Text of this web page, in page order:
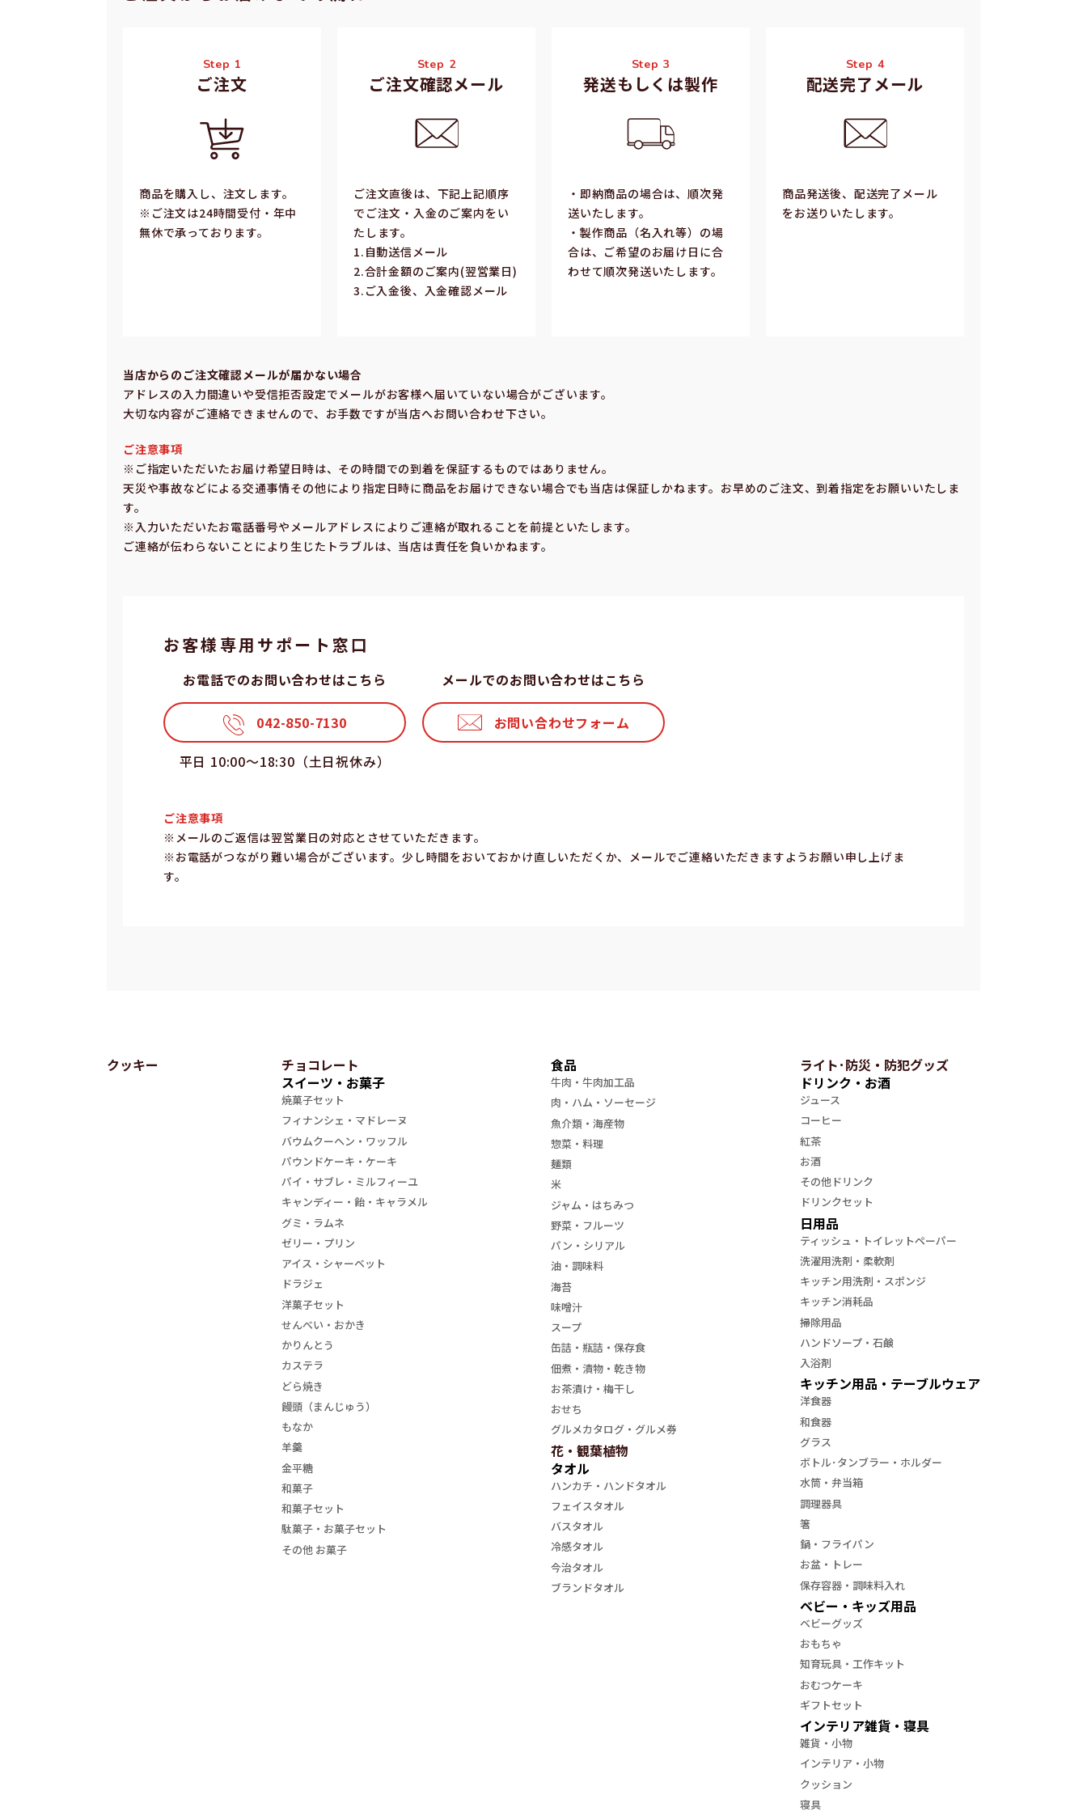
Step 1
ご注⽂
商品を購入し、注文します。
※ご注⽂は24時間受付・年中
無休で承っております。
Step 2
ご注文確認メール
ご注⽂直後は、下記上記順序
でご注⽂・⼊⾦のご案内をい
たします。
1.⾃動送信メール
2.合計⾦額のご案内(翌営業⽇)
3.ご⼊⾦後、⼊⾦確認メール
Step 3
発送もしくは製作
・即納商品の場合は、順次発
送いたします。
・製作商品（名⼊れ等）の場
合は、ご希望のお届け⽇に合
わせて順次発送いたします。
Step 4
配送完了メール
商品発送後、配送完了メール
をお送りいたします。
当店からのご注⽂確認メールが届かない場合
アドレスの⼊⼒間違いや受信拒否設定でメールがお客様へ届いていない場合がございます。
⼤切な内容がご連絡できませんので、お⼿数ですが当店へお問い合わせ下さい。
ご注意事項
※ご指定いただいたお届け希望⽇時は、その時間での到着を保証するものではありません。
天災や事故などによる交通事情その他により指定⽇時に商品をお届けできない場合でも当店は保証しかねます。お早めのご注⽂、到着指定をお願いいたしま
す。
※⼊⼒いただいたお電話番号やメールアドレスによりご連絡が取れることを前提といたします。
ご連絡が伝わらないことにより⽣じたトラブルは、当店は責任を負いかねます。
お客様専⽤サポート窓⼝
お電話でのお問い合わせはこちら
042-850-7130
平⽇ 10:00〜18:30（⼟⽇祝休み）
メールでのお問い合わせはこちら
お問い合わせフォーム
ご注意事項
※メールのご返信は翌営業⽇の対応とさせていただきます。
※お電話がつながり難い場合がございます。少し時間をおいておかけ直しいただくか、メールでご連絡いただきますようお願い申し上げま
す。
クッキー
チョコレート
スイーツ・お菓子
焼菓子セット
フィナンシェ・マドレーヌ
バウムクーヘン・ワッフル
パウンドケーキ・ケーキ
パイ・サブレ・ミルフィーユ
キャンディー・飴・キャラメル
グミ・ラムネ
ゼリー・プリン
アイス・シャーベット
ドラジェ
洋菓子セット
せんべい・おかき
かりんとう
カステラ
どら焼き
饅頭（まんじゅう）
もなか
羊羹
金平糖
和菓子
和菓子セット
駄菓子・お菓子セット
その他 お菓子
食品
牛肉・牛肉加工品
肉・ハム・ソーセージ
魚介類・海産物
惣菜・料理
麺類
米
ジャム・はちみつ
野菜・フルーツ
パン・シリアル
油・調味料
海苔
味噌汁
スープ
缶詰・瓶詰・保存食
佃煮・漬物・乾き物
お茶漬け・梅干し
おせち
グルメカタログ・グルメ券
花・観葉植物
タオル
ハンカチ・ハンドタオル
フェイスタオル
バスタオル
冷感タオル
今治タオル
ブランドタオル
ライト･防災・防犯グッズ
ドリンク・お酒
ジュース
コーヒー
紅茶
お酒
その他ドリンク
ドリンクセット
日用品
ティッシュ・トイレットペーパー
洗濯用洗剤・柔軟剤
キッチン用洗剤・スポンジ
キッチン消耗品
掃除用品
ハンドソープ・石鹸
入浴剤
キッチン用品・テーブルウェア
洋食器
和食器
グラス
ボトル･タンブラー・ホルダー
水筒・弁当箱
調理器具
箸
鍋・フライパン
お盆・トレー
保存容器・調味料入れ
ベビー・キッズ用品
ベビーグッズ
おもちゃ
知育玩具・工作キット
おむつケーキ
ギフトセット
インテリア雑貨・寝具
雑貨・小物
インテリア・小物
クッション
寝具